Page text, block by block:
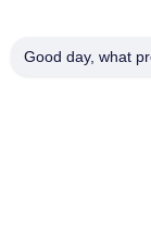
Good day, what